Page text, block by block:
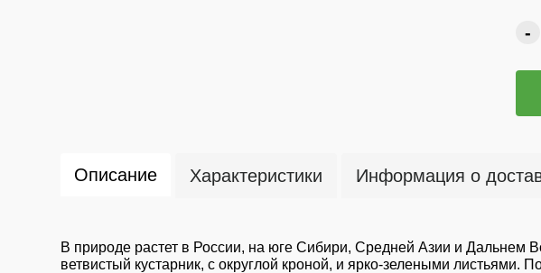
-
Описание Характеристики Информация о
В природе растет в России, на юге Сибири, Средней Азии и Дальнем
ветвистый кустарник, с округлой кроной, и ярко-зелеными